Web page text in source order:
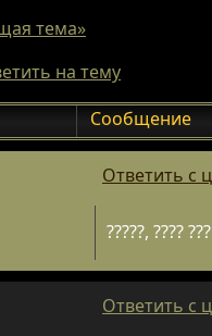
тема»
на тему
Сообщение
Ответить с
?????, ????
Ответить с